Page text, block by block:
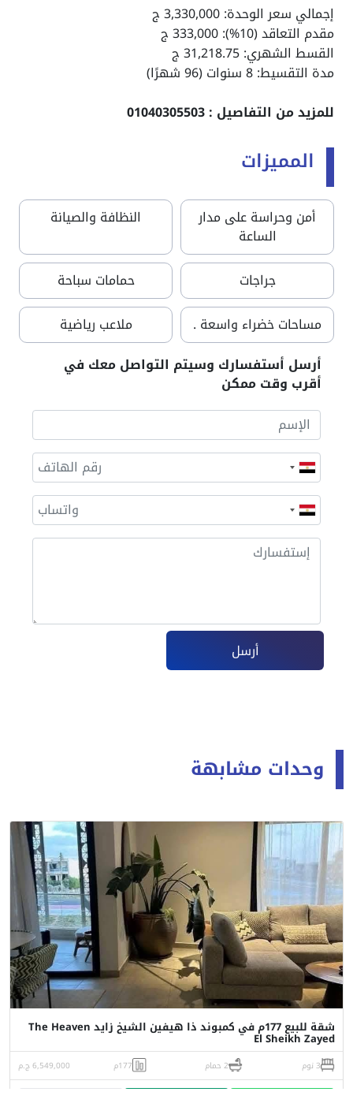
إجمالي سعر الوحدة: 3,330,000 ج
مقدم التعاقد (10%): 333,000 ج
القسط الشهري: 31,218.75 ج
مدة التقسيط: 8 سنوات (96 شهرًا)
للمزيد من التفاصيل : 01040305503
المميزات
أمن وحراسة على مدار
الساعة
النظافة والصيانة
جراجات
حمامات سباحة
مساحات خضراء واسعة .
ملاعب رياضية
أرسل أستفسارك وسيتم التواصل معك في
أقرب وقت ممكن
أرسل
وحدات مشابهة
شقة للبيع 177م في كمبوند ذا هيفين الشيخ زايد The Heaven
El Sheikh Zayed
3 نوم 2 حمام 177م 6,549,000 ج.م